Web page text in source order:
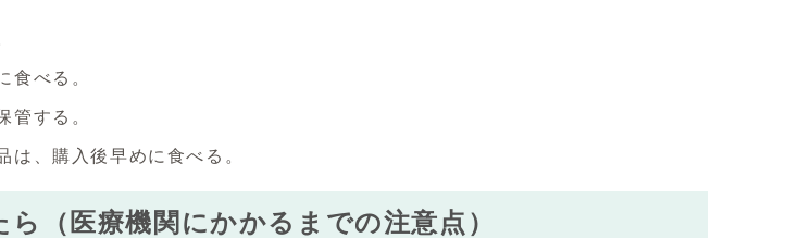
食べる。
管する。
は、購入後早めに食べる。
（医療機関にかかるまでの注意点）